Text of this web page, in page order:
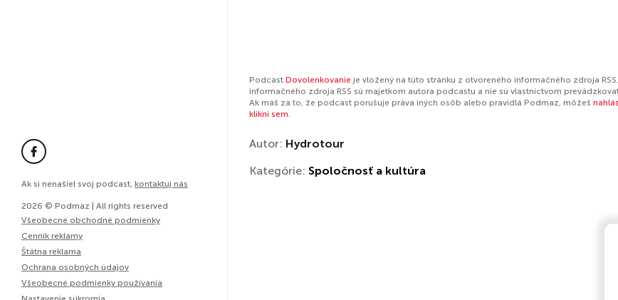
Ak si nenašiel svoj podcast, kontaktuj nás
2026 © Podmaz | All rights reserved
Všeobecné obchodné podmienky
Cenník reklamy
Štátna reklama
Ochrana osobných údajov
Všeobecné podmienky používania
Podcast Dovolenkovanie je vložený na túto stránku z otvoreného informačného zdroja
informačného zdroja RSS sú majetkom autora podcastu a nie sú vlastníctvom
Ak máš za to, že podcast porušuje práva iných osôb alebo pravidlá Podmaz, môžeš
klikni sem.
Autor: Hydrotour
Kategórie: Spoločnosť a kultúra